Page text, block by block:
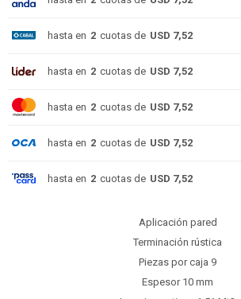
hasta en 2 cuotas de USD 7,52
hasta en 2 cuotas de USD 7,52
hasta en 2 cuotas de USD 7,52
hasta en 2 cuotas de USD 7,52
hasta en 2 cuotas de USD 7,52
Aplicación pared
Terminación rústica
Piezas por caja 9
Espesor 10 mm